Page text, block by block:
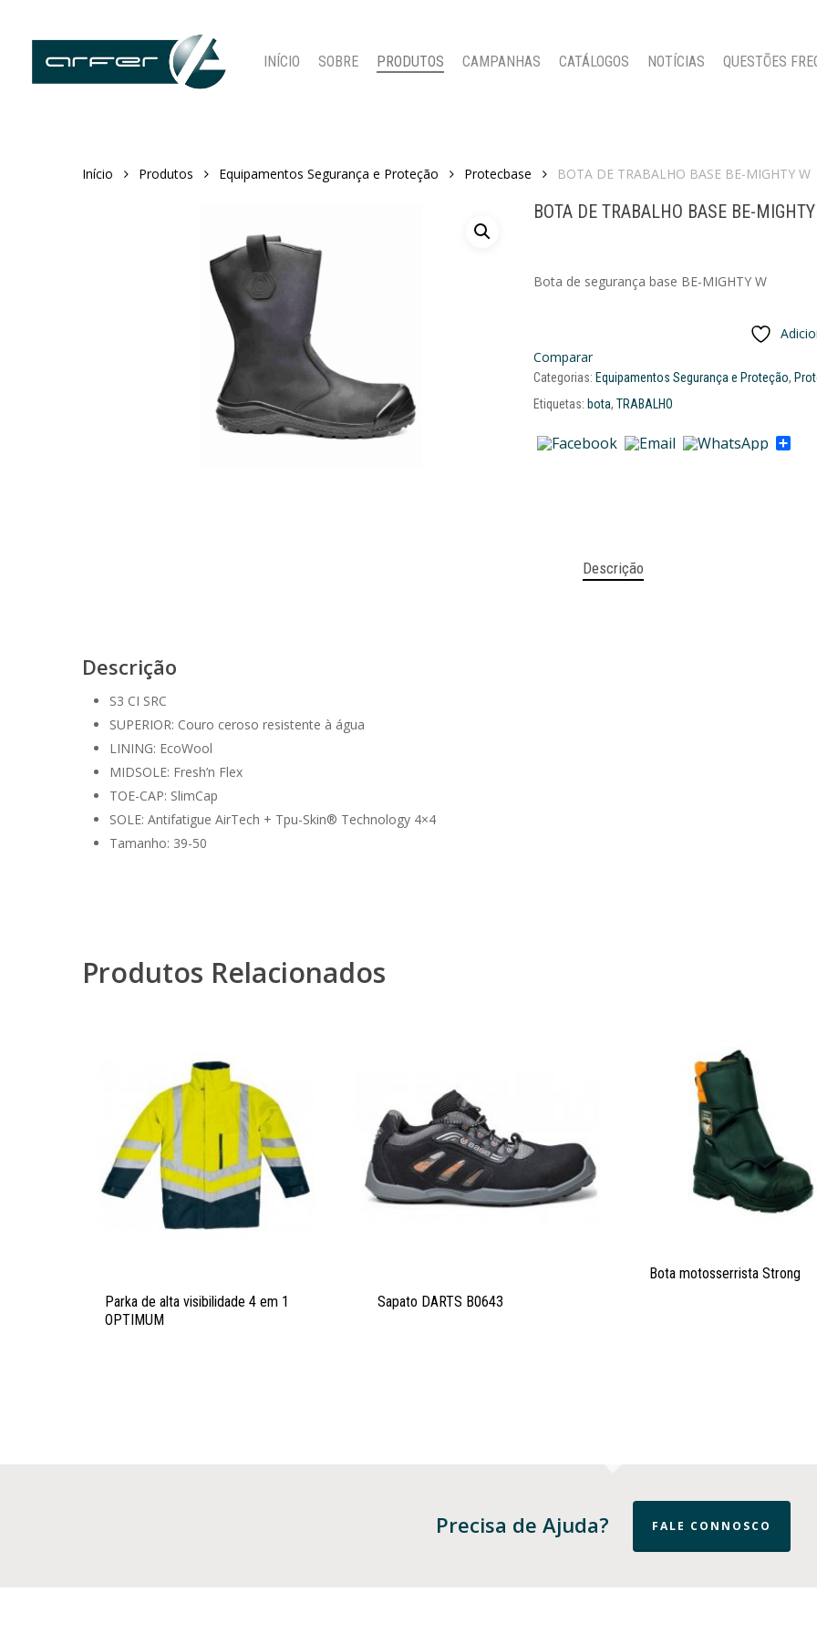
content
Pressione ENTER para pesquisar ou ESC para fechar
INÍCIO SOBRE PRODUTOS CAMPANHAS CATÁLOGOS NOTÍCIAS QUESTÕES
Início Produtos Equipamentos Segurança e Proteção Protecbase BOTA DE TRABALHO BASE BE-MIGHTY W
BOTA DE TRABALHO BASE BE-
Bota de segurança base BE-MIGHTY W
Comparar
Categorias: Equipamentos Segurança e Proteção,
Etiquetas: bota, TRABALHO
Descrição
Descrição
S3 CI SRC
SUPERIOR: Couro ceroso resistente à água
LINING: EcoWool
MIDSOLE: Fresh’n Flex
TOE-CAP: SlimCap
SOLE: Antifatigue AirTech + Tpu-Skin® Technology 4×4
Tamanho: 39-50
Produtos Relacionados
Parka de alta visibilidade 4 em 1
OPTIMUM
Sapato DARTS B0643
Bota motosserrista Strong
Precisa de Ajuda? FALE CONNOSCO